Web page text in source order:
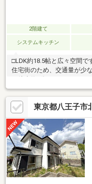
2階建て
システムキッチン
□LDK約18.5帖と広々空間
住宅街のため、交通量が少
が徒歩約8分にあります。
東京都八王子市